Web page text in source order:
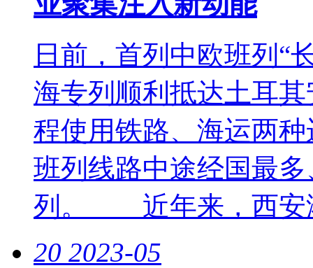
日前，首列中欧班列“
海专列顺利抵达土耳
程使用铁路、海运两
班列线路中途经国最
列。 近年来，西安
20 2023-05